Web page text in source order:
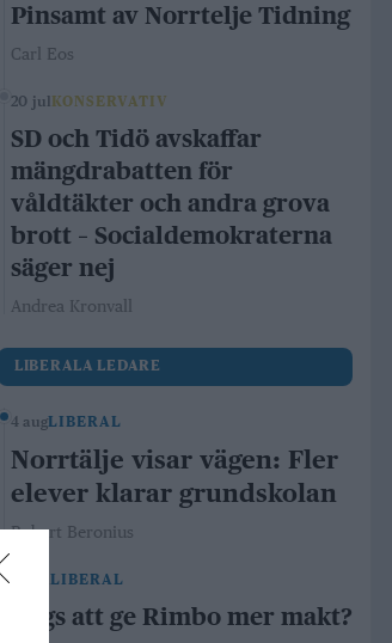
Pinsamt av Norrtelje Tidning
Carl Eos
20 jul KONSERVATIV
SD och Tidö avskaffar
mängdrabatten för
våldtäkter och andra grova
brott – Socialdemokraterna
säger nej
Andrea Kronvall
LIBERALA LEDARE
4 augLIBERAL
Norrtälje visar vägen: Fler
elever klarar grundskolan
Robert Beronius
29 julLIBERAL
Dags att ge Rimbo mer makt?